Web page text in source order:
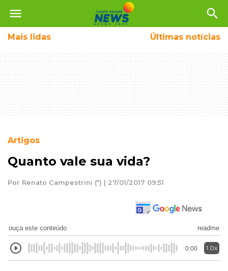
menu search
Mais lidas Últimas notícias
Artigos
Quanto vale sua vida?
Por Renato Campestrini (*) | 27/01/2017 09:51
ouça este conteúdo readme
0:00 1.0x